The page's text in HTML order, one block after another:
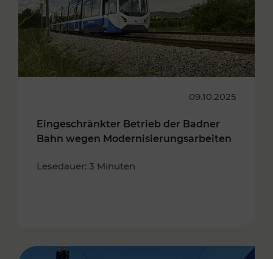
09.10.2025
Eingeschränkter Betrieb der Badner
Bahn wegen Modernisierungsarbeiten
Lesedauer: 3 Minuten